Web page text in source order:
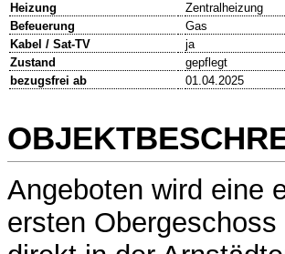
Heizung
Zentralheizung
Befeuerung
Gas
Kabel / Sat-TV
ja
Zustand
gepflegt
bezugsfrei ab
01.04.2025
Angeboten wird eine
ersten